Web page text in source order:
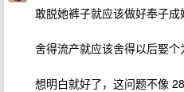
敢脱她裤子就应该做好奉子成
舍得流产就应该舍得以后娶个
想明白就好了，这问题不像